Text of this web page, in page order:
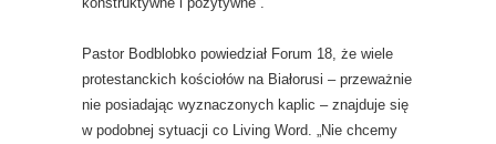
Pastor Bodblobko powiedział Forum 18, że wiele
protestanckich kościołów na Białorusi – przeważnie
nie posiadając wyznaczonych kaplic – znajduje się
w podobnej sytuacji co Living Word. „Nie chcemy